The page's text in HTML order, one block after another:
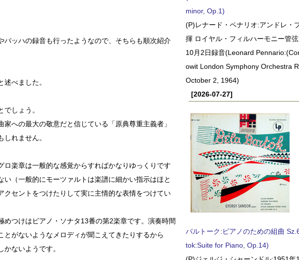
ッハの録音も行ったようなので、そちらも順次紹介
べました。
しょう。
への最大の敬意だと信じている「原典尊重主義者」
れません。
楽章は一般的な感覚からすればかなりゆっくりです
（一般的にモーツァルトは楽譜に細かい指示はほと
セントをつけたりして実に主情的な表情をつけてい
つけはピアノ・ソナタ13番の第2楽章です。演奏時間
がないようなメロディが聞こえてきたりするから
ないようです。
minor, Op.1)
(P)レナード・ペナリオ:アンドレ・
揮 ロイヤル・フィルハーモニー管
10月2日録音(Leonard
owit London Symphony Orchestra
October 2, 1964)
[2026-07-27]
バルトーク:ピアノのための組曲
tok:Suite for Piano, Op.14)